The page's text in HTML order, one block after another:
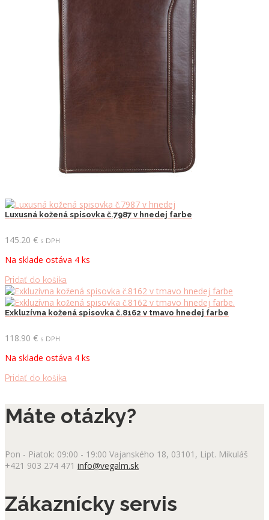
Luxusná kožená spisovka č.7987 v hnedej farbe
145.20 € s DPH
Na sklade ostáva 4 ks
Pridať do košíka
Exkluzívna kožená spisovka č.8162 v tmavo hnedej farbe
118.90 € s DPH
Na sklade ostáva 4 ks
Pridať do košíka
Máte otázky?
Pon - Piatok: 09:00 - 19:00 Vajanského 18, 03101, Lipt. Mikuláš
+421 903 274 471 info@vegalm.sk
Zákaznícky servis